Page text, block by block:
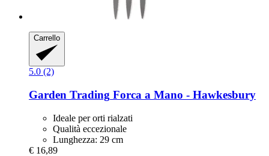
Carrello
5.0 (2)
Garden Trading Forca a Mano -​ Hawkesbury
Ideale per orti rialzati
Qualità eccezionale
Lunghezza: 29 cm
€ 16,89